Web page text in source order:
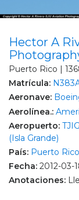
Hector A
Puerto Rico |
Matrícula:
Aeronave:
Aerolínea.:
Aeropuerto:
(Isla Grande)
País: Puerto Rico
Fecha: 2012-03-
Anotaciones: